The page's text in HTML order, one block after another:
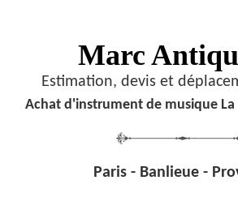
Marc
Estimation, devis et
Achat d'instrument de musique La
Paris - Banlieue -